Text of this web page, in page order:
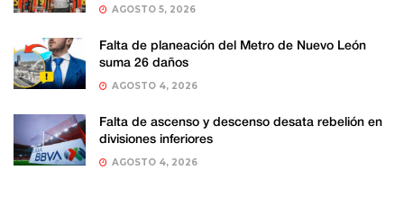
AGOSTO 5, 2026
Falta de planeación del Metro de Nuevo León
suma 26 daños
AGOSTO 4, 2026
Falta de ascenso y descenso desata rebelión en
divisiones inferiores
AGOSTO 4, 2026